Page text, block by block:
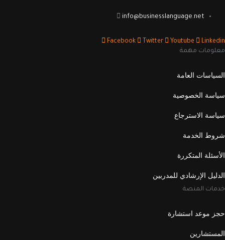
info@businesslanguage.net
Facebook Twitter Youtube
Linkedin
معلومات مهمة
السياسات العامة
سياسة الخصوصية
سياسة الاسترجاع
شروط الخدمة
الأسئلة المتكررة
الدليل الإرشادي للمدربين
خدمات المنصة
حجز موعد استشارة
المستشارين